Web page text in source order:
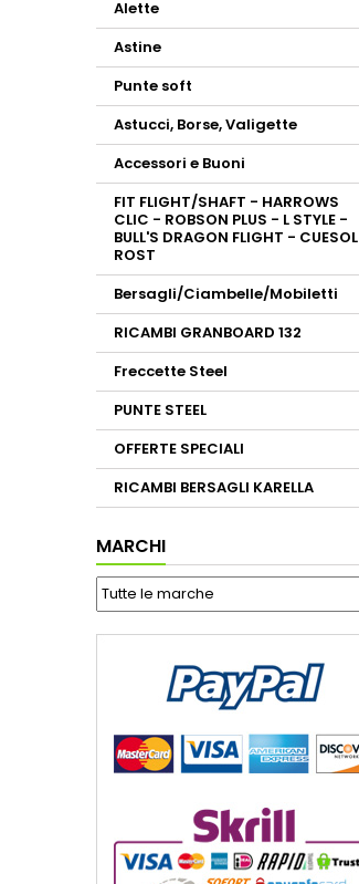
Alette
Astine
Punte soft
Astucci, Borse, Valigette
Accessori e Buoni
FIT FLIGHT/SHAFT - HARROWS
CLIC - ROBSON PLUS - L STYLE -
BULL'S DRAGON FLIGHT - CUESOL
ROST
Bersagli/Ciambelle/Mobiletti
RICAMBI GRANBOARD 132
Freccette Steel
PUNTE STEEL
OFFERTE SPECIALI
RICAMBI BERSAGLI KARELLA
MARCHI